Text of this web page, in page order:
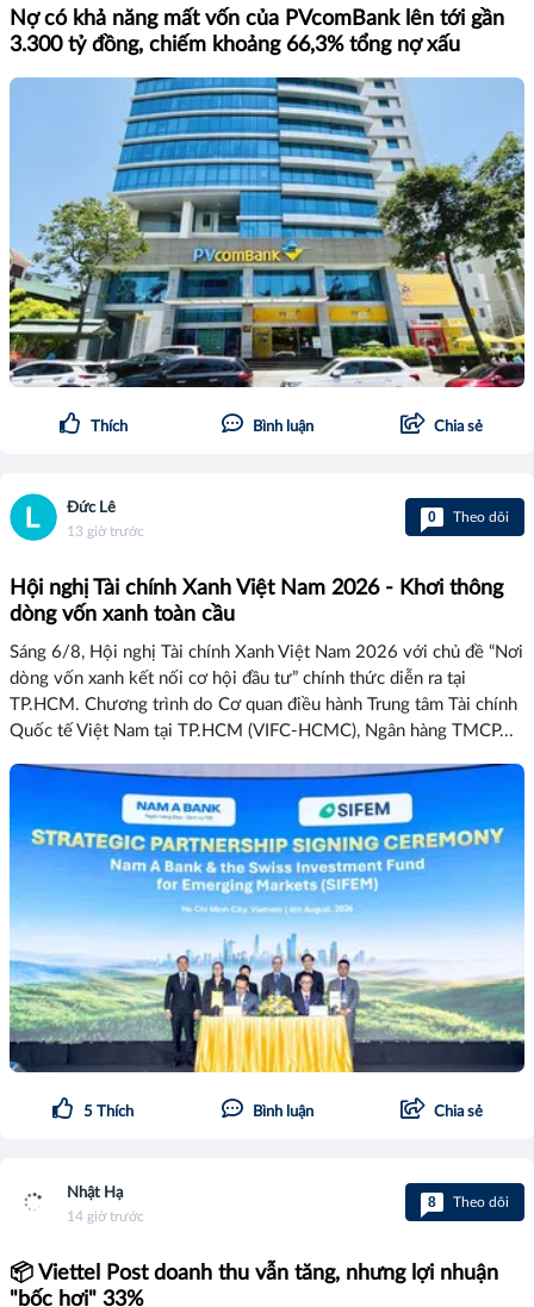
Nợ có khả năng mất vốn của PVcomBank lên tới gần
3.300 tỷ đồng, chiếm khoảng 66,3% tổng nợ xấu
Thích Bình luận Chia sẻ
Đức Lê
13 giờ trước
0 Theo dõi
Hội nghị Tài chính Xanh Việt Nam 2026 - Khơi thông
dòng vốn xanh toàn cầu
Sáng 6/8, Hội nghị Tài chính Xanh Việt Nam 2026 với chủ đề “Nơi
dòng vốn xanh kết nối cơ hội đầu tư” chính thức diễn ra tại
TP.HCM. Chương trình do Cơ quan điều hành Trung tâm Tài chính
Quốc tế Việt Nam tại TP.HCM (VIFC-HCMC), Ngân hàng TMCP...
5 Thích Bình luận Chia sẻ
Nhật Hạ
14 giờ trước
8 Theo dõi
📦 Viettel Post doanh thu vẫn tăng, nhưng lợi nhuận
"bốc hơi" 33%